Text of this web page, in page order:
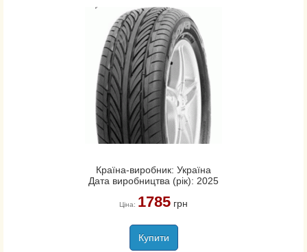
Країна-виробник: Україна
Дата виробництва (рік): 2025
Ціна: 1785грн
Купити